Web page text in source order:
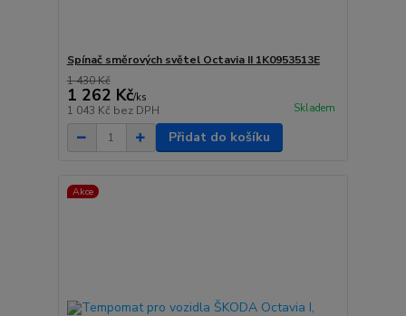
Spínač směrových světel Octavia II 1K0953513E
1 430 Kč
1 262 Kč/ks
1 043 Kč bez DPH Skladem
Přidat do košíku
Akce